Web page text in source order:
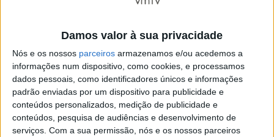
Damos valor à sua privacidade
Nós e os nossos parceiros armazenamos e/ou acedemos a
informações num dispositivo, como cookies, e processamos
dados pessoais, como identificadores únicos e informações
padrão enviadas por um dispositivo para publicidade e
conteúdos personalizados, medição de publicidade e
conteúdos, pesquisa de audiências e desenvolvimento de
serviços. Com a sua permissão, nós e os nossos parceiros
“É considerado como possível que uma intensa
ligeiramente o risco de leucemia infantil, e que esta
exposição nos locais de trabalho possa aumentar
ligeiramente os riscos de leucemia e tumores cerebrais
em adultos.”
Link para o estudo: